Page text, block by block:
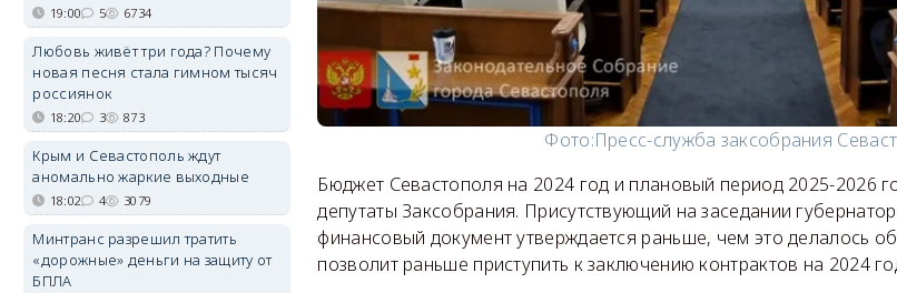
Фото:Пресс-служба заксобрания
Бюджет Севастополя на 2024 год и плановый период 2025-2026
депутаты Заксобрания. Присутствующий на заседании
финансовый документ утверждается раньше, чем это делалось
позволит раньше приступить к заключению контрактов на 2024
19:00 5 6734
Любовь живёт три года? Почему
новая песня стала гимном тысяч
россиянок
18:20 3 873
Крым и Севастополь ждут
аномально жаркие выходные
18:02 4 3079
Минтранс разрешил тратить
«дорожные» деньги на защиту от
БПЛА